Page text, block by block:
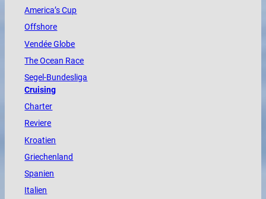
America’s Cup
Offshore
VendéeGlobe
TheOcean Race
Segel-Bundesliga
Cruising
Charter
Reviere
Kroatien
Griechenland
Spanien
Italien